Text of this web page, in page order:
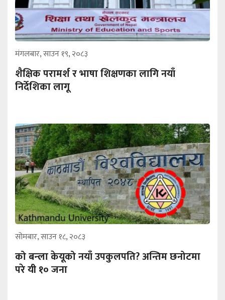
मंगलबार, साउन १९, २०८३
शैक्षिक परामर्श र भाषा शिक्षणका लागि नयाँ
निर्देशिका लागू
सोमबार, साउन १८, २०८३
को बन्ला केयूको नयाँ उपकुलपति? अन्तिम छनोटमा
परे यी १० जना